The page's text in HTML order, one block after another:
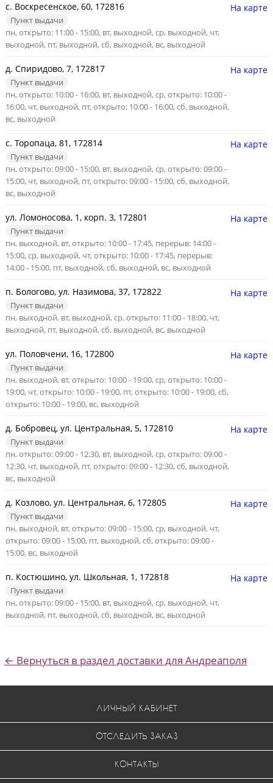
с. Воскресенское, 60, 172816
Пункт выдачи
пн, открыто: 11:00 - 15:00, вт, выходной, ср, выходной, чт,
выходной, пт, выходной, сб, выходной, вс, выходной
На карте
д. Спиридово, 7, 172817
Пункт выдачи
пн, открыто: 10:00 - 16:00, вт, выходной, ср, открыто: 10:00 -
16:00, чт, выходной, пт, открыто: 10:00 - 16:00, сб, выходной,
вс, выходной
На карте
с. Торопаца, 81, 172814
Пункт выдачи
пн, открыто: 09:00 - 15:00, вт, выходной, ср, открыто: 09:00 -
15:00, чт, выходной, пт, открыто: 09:00 - 15:00, сб, выходной,
вс, выходной
На карте
ул. Ломоносова, 1, корп. 3, 172801
Пункт выдачи
пн, выходной, вт, открыто: 10:00 - 17:45, перерыв: 14:00 -
15:00, ср, выходной, чт, открыто: 10:00 - 17:45, перерыв:
14:00 - 15:00, пт, выходной, сб, выходной, вс, выходной
На карте
п. Бологово, ул. Назимова, 37, 172822
Пункт выдачи
пн, выходной, вт, выходной, ср, открыто: 11:00 - 18:00, чт,
выходной, пт, выходной, сб, выходной, вс, выходной
На карте
ул. Половчени, 16, 172800
Пункт выдачи
пн, выходной, вт, открыто: 10:00 - 19:00, ср, открыто: 10:00 -
19:00, чт, открыто: 10:00 - 19:00, пт, открыто: 10:00 - 19:00, сб,
открыто: 10:00 - 19:00, вс, выходной
На карте
д. Бобровец, ул. Центральная, 5, 172810
Пункт выдачи
пн, открыто: 09:00 - 12:30, вт, выходной, ср, открыто: 09:00 -
12:30, чт, выходной, пт, открыто: 09:00 - 12:30, сб, выходной,
вс, выходной
На карте
д. Козлово, ул. Центральная, 6, 172805
Пункт выдачи
пн, выходной, вт, открыто: 09:00 - 15:00, ср, выходной, чт,
открыто: 09:00 - 15:00, пт, выходной, сб, открыто: 09:00 -
15:00, вс, выходной
На карте
п. Костюшино, ул. Школьная, 1, 172818
Пункт выдачи
пн, открыто: 09:00 - 15:00, вт, выходной, ср, выходной, чт,
выходной, пт, выходной, сб, выходной, вс, выходной
На карте
← Вернуться в раздел доставки для Андреаполя
ЛИЧНЫЙ КАБИНЕТ
ОТСЛЕДИТЬ ЗАКАЗ
КОНТАКТЫ